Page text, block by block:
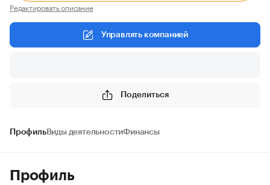
Редактировать описание
Управлять компанией
Поделиться
ПрофильВиды деятельностиФинансы
Профиль